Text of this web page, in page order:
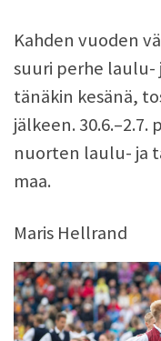
Kahden vuoden
suuri perhe laulu-
tänäkin kesänä,
jälkeen. 30.6.–2.7.
nuorten laulu- ja
maa.
Maris Hellrand